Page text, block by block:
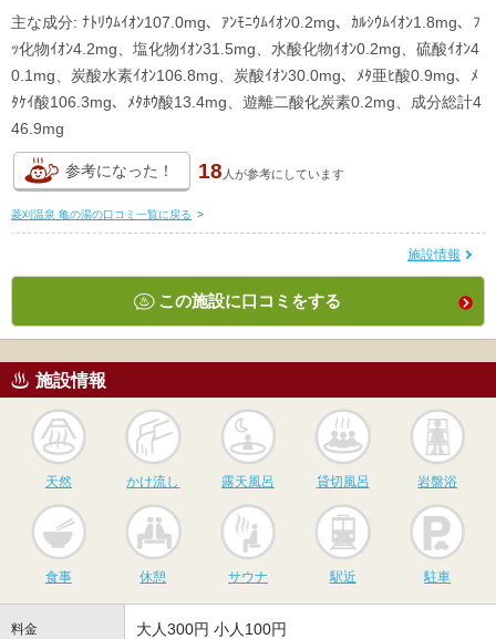
主な成分: ﾅﾄﾘｳﾑｲｵﾝ107.0mg、ｱﾝﾓﾆｳﾑｲｵﾝ0.2mg、ｶﾙｼｳﾑｲｵﾝ1.8mg、ﾌ
ｯ化物ｲｵﾝ4.2mg、塩化物ｲｵﾝ31.5mg、水酸化物ｲｵﾝ0.2mg、硫酸ｲｵﾝ4
0.1mg、炭酸水素ｲｵﾝ106.8mg、炭酸ｲｵﾝ30.0mg、ﾒﾀ亜ﾋ酸0.9mg、ﾒ
ﾀｹｲ酸106.3mg、ﾒﾀﾎｳ酸13.4mg、遊離二酸化炭素0.2mg、成分総計4
46.9mg
参考になった！ 18 人が参考にしています
菱刈温泉 亀の湯の口コミ一覧に戻る >
施設情報
この施設に口コミをする
施設情報
天然
かけ流し
かけ流し
露天風呂
露天風呂
貸切風呂
貸切風呂 岩盤浴
食事 休憩
サウナ
サウナ 駅近 駐車
料金 大人300円 小人100円